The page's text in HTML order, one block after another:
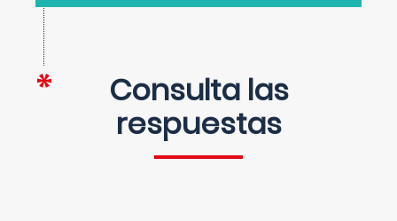
Consulta las
respuestas